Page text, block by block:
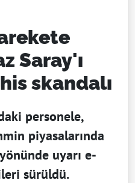
Saray'ı
skandalı
personele,
piyasalarında
uyarı e-
sürüldü.